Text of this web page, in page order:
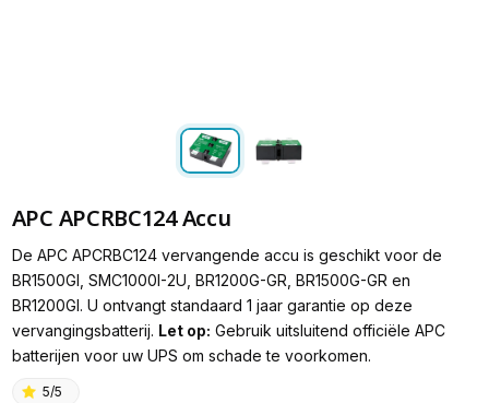
APC APCRBC124 Accu
De APC APCRBC124 vervangende accu is geschikt voor de
BR1500GI, SMC1000I-2U, BR1200G-GR, BR1500G-GR en
BR1200GI. U ontvangt standaard 1 jaar garantie op deze
vervangingsbatterij. Let op: Gebruik uitsluitend officiële APC
batterijen voor uw UPS om schade te voorkomen.
5/5